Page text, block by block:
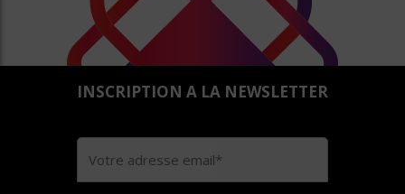
INSCRIPTION A LA NEWSLETTER